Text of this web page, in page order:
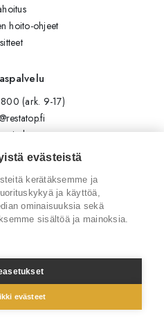
hoito-ohjeet
(ark. 9-17)
viesti
meitä
Oy
evästeistä
kerätäksemme ja
ja käyttöä,
ominaisuuksia sekä
sisältöä ja mainoksia.
evästeet